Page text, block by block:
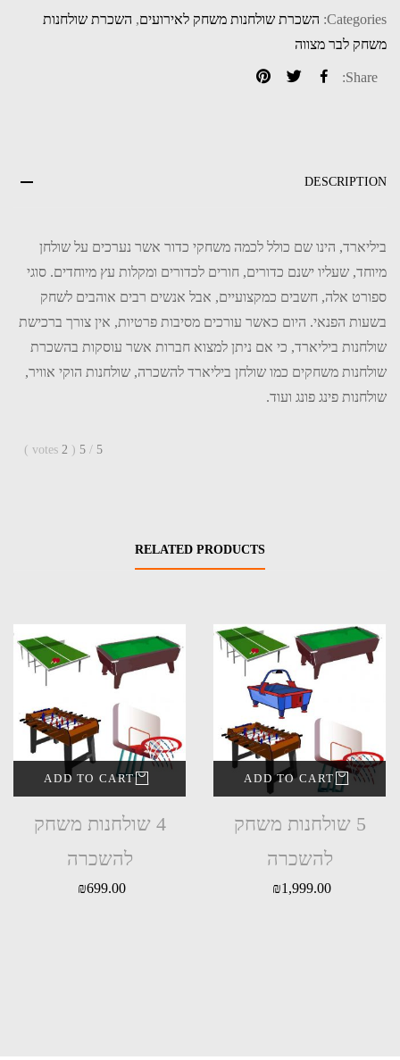
Categories: השכרת שולחנות משחק לאירועים, השכרת שולחנות
משחק לבר מצווה
Share:
DESCRIPTION
ביליארד, הינו שם כולל לכמה משחקי כדור אשר נערכים על שולחן
מיוחד, שעליו ישנם כדורים, חורים לכדורים ומקלות עץ מיוחדים. סוגי
ספורט אלה, חשבים כמקצועיים, אבל אנשים רבים אוהבים לשחק
בשעות הפנאי. היום כאשר עורכים מסיבות פרטיות, אין צורך ברכישת
שולחנות ביליארד, כי אם ניתן למצוא חברות אשר עוסקות בהשכרת
שולחנות משחקים כמו שולחן ביליארד להשכרה, שולחנות הוקי אוויר,
שולחנות פינג פונג ועוד.
5
/
5
(
2
votes
)
RELATED PRODUCTS
ADD TO CART
5 שולחנות משחק
להשכרה
₪1,999.00
ADD TO CART
4 שולחנות משחק
להשכרה
₪699.00